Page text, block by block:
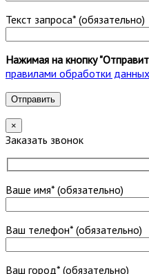
Текст запроса* (обязательно)
Нажимая на кнопку
правилами обработки данных
×
Заказать звонок
Ваше имя* (обязательно)
Ваш телефон* (обязательно)
Ваш город* (обязательно)